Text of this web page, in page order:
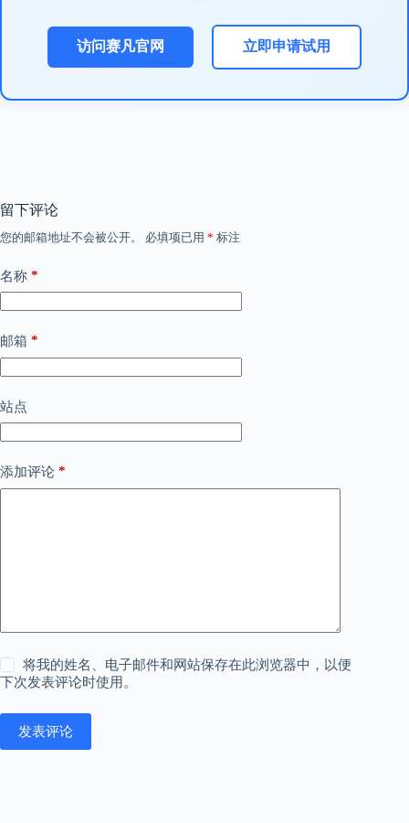
访问赛凡官网 立即申请试用
留下评论
您的邮箱地址不会被公开。 必填项已用 * 标注
名称 *
邮箱 *
站点
添加评论 *
将我的姓名、电子邮件和网站保存在此浏览器中，以便
下次发表评论时使用。
发表评论